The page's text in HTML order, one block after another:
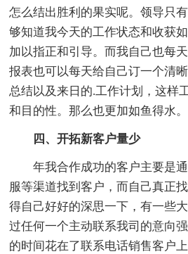
怎么结出胜利的果实呢。领导只
够知道我今天的工作状态和收获
加以指正和引导。而我自己也每
报表也可以每天给自己订一个清
总结以及来日的.工作计划，这样
和目的性。那么也更加如鱼得水。
四、开拓新客户量少
年我合作成功的客户主要是通
服等渠道找到客户，而自己真正
得自己好好的深思一下，有一些
过任何一个主动联系我司的意向
的时间花在了联系电话销售客户